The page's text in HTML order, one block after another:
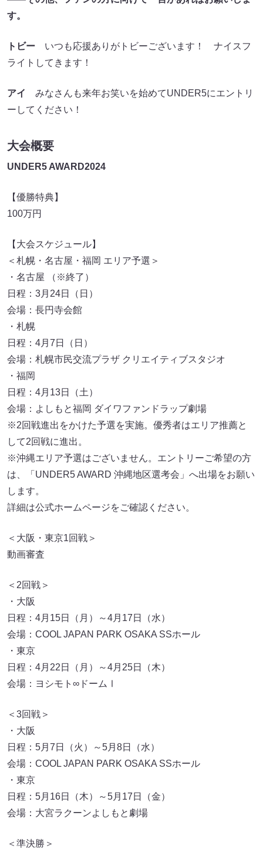
す。
トビー いつも応援ありがトビーございます！ ナイスフ
ライトしてきます！
アイ
みなさんも来年お笑いを始めてUNDER5にエントリ
ーしてください！
大会概要
UNDER5 AWARD2024
【優勝特典】
100万円
【大会スケジュール】
＜札幌・名古屋・福岡 エリア予選＞
・名古屋 （※終了）
日程：3月24日（日）
会場：長円寺会館
・札幌
日程：4月7日（日）
会場：札幌市民交流プラザ クリエイティブスタジオ
・福岡
日程：4月13日（土）
会場：よしもと福岡 ダイワファンドラップ劇場
※2回戦進出をかけた予選を実施。優秀者はエリア推薦と
して2回戦に進出。
※沖縄エリア予選はございません。エントリーご希望の方
は、「UNDER5 AWARD 沖縄地区選考会」へ出場をお願い
します。
詳細は公式ホームページをご確認ください。
＜大阪・東京1回戦＞
動画審査
＜2回戦＞
・大阪
日程：4月15日（月）～4月17日（水）
会場：COOL JAPAN PARK OSAKA SSホール
・東京
日程：4月22日（月）～4月25日（木）
会場：ヨシモト∞ドームⅠ
＜3回戦＞
・大阪
日程：5月7日（火）～5月8日（水）
会場：COOL JAPAN PARK OSAKA SSホール
・東京
日程：5月16日（木）～5月17日（金）
会場：大宮ラクーンよしもと劇場
＜準決勝＞